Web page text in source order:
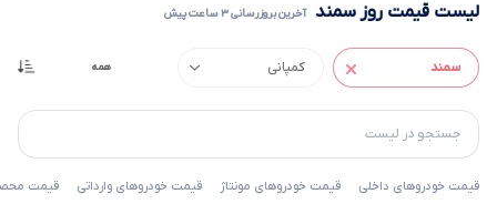
لیست قیمت روز سمند آخرین بروزرسانی ۳ ساعت پیش
قیمت خودروهای داخلی قیمت خودروهای مونتاژ قیمت خودروهای وارداتی قیمت